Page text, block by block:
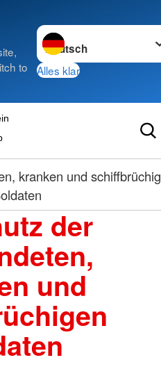
to
Sprache wechseln zu
Alles klar
der
und